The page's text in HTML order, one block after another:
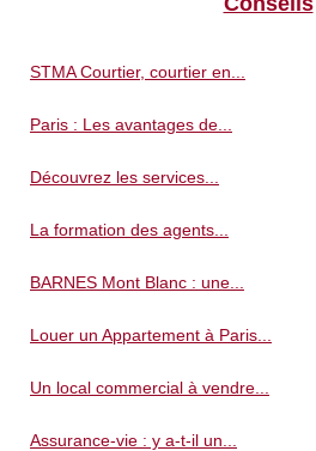
STMA Courtier, courtier en...
Paris : Les avantages de...
Découvrez les services...
La formation des agents...
BARNES Mont Blanc : une...
Louer un Appartement à Paris...
Un local commercial à vendre...
Assurance-vie : y a-t-il un...